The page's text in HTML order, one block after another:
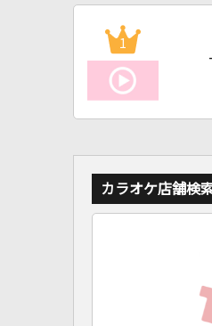
1
カラオケ店舗検